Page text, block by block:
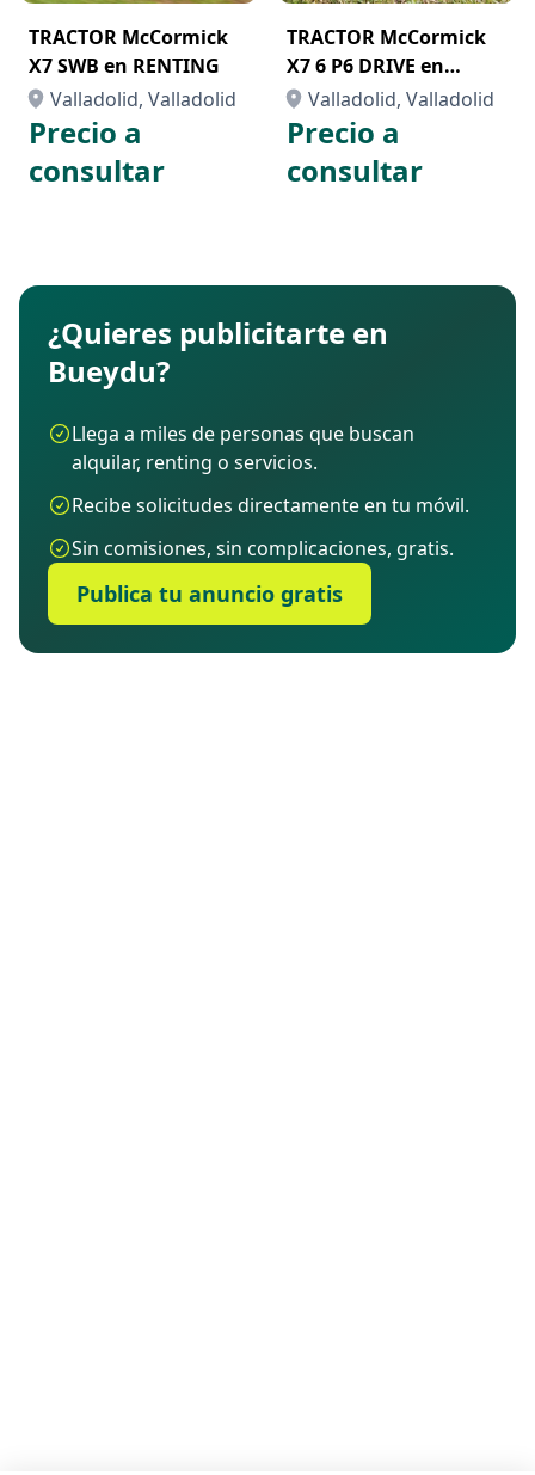
funcionamiento rápido, eficaz y, por tanto, productivo
del cargador frontal.
Además de la toma de fuerza estándar de 540 y 540
ECO, también se puede solicitar una toma de fuerza de
1.000.
TRACTOR McCormick
X7 SWB en RENTING
Valladolid, Valladolid
Precio a
consultar
TRACTOR McCormick
X7 6 P6 DRIVE en
RENTING
Valladolid, Valladolid
Precio a
consultar
¿Quieres publicitarte en
Bueydu?
Llega a miles de personas que buscan
alquilar, renting o servicios.
Recibe solicitudes directamente en tu móvil.
Sin comisiones, sin complicaciones, gratis.
Publica tu anuncio gratis